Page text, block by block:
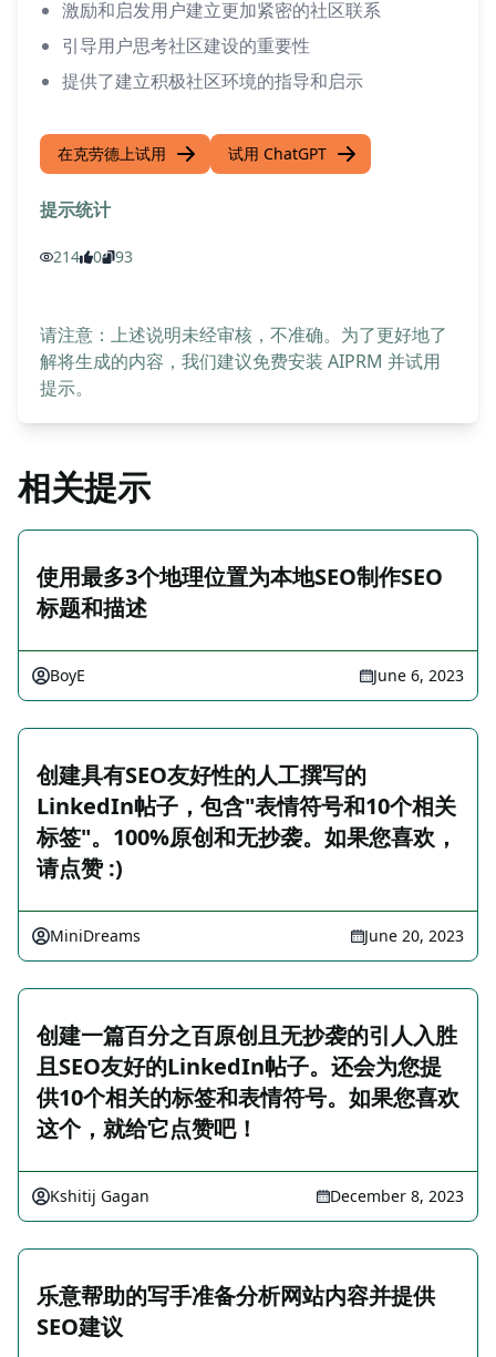
激励和启发用户建立更加紧密的社区联系
引导用户思考社区建设的重要性
提供了建立积极社区环境的指导和启示
在克劳德上试用 试用 ChatGPT
提示统计
214 0 93
请注意：上述说明未经审核，不准确。为了更好地了
解将生成的内容，我们建议免费安装 AIPRM 并试用
提示。
相关提示
使用最多3个地理位置为本地SEO制作SEO
标题和描述
BoyE June 6, 2023
创建具有SEO友好性的人工撰写的
LinkedIn帖子，包含"表情符号和10个相关
标签"。100%原创和无抄袭。如果您喜欢，
请点赞 :)
MiniDreams June 20, 2023
创建一篇百分之百原创且无抄袭的引人入胜
且SEO友好的LinkedIn帖子。还会为您提
供10个相关的标签和表情符号。如果您喜欢
这个，就给它点赞吧！
Kshitij Gagan December 8, 2023
乐意帮助的写手准备分析网站内容并提供
SEO建议